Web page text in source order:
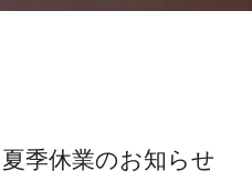
夏季休業のお知らせ